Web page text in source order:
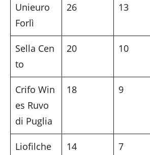
Unieuro
Forlì
26 13
Sella Cen
to
20 10
Crifo Win
es Ruvo
di Puglia
18 9
Liofilche
14 7